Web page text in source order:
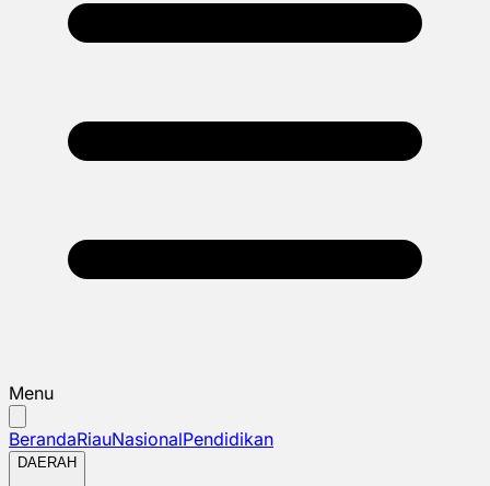
Menu
BerandaRiauNasionalPendidikan
DAERAH